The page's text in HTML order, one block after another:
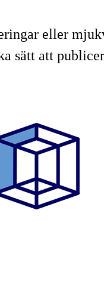
eller
sätt att